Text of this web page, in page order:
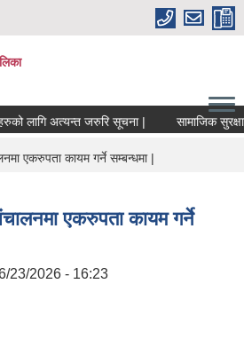
अत्यन्त जरुरि सूचना | सामाजिक सुरक्षा
एकरुपता कायम गर्ने सम्बन्धमा |
एकरुपता कायम गर्ने
23/2026 - 16:23